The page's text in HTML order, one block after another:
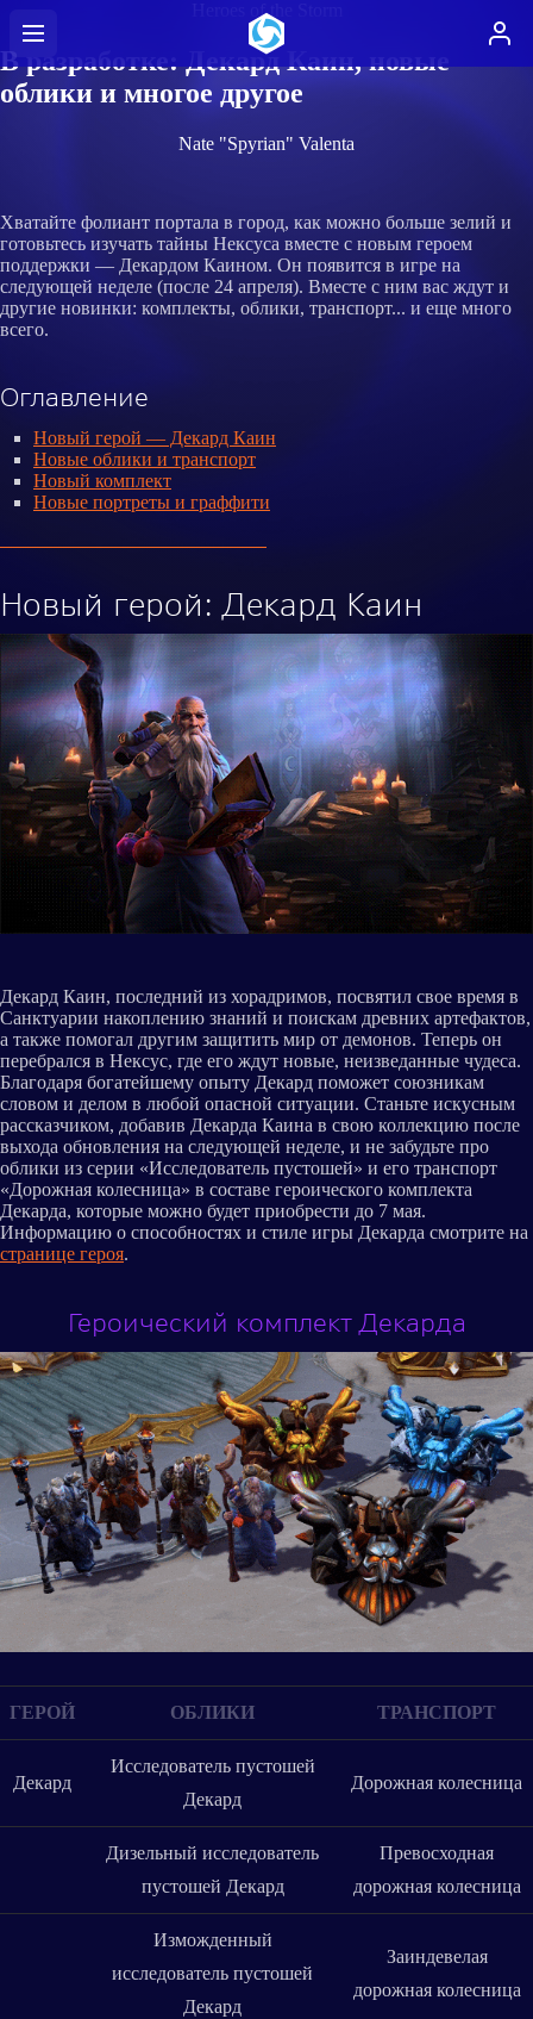
Heroes of the Storm
В разработке: Декард Каин, новые
облики и многое другое
Nate "Spyrian" Valenta
Хватайте фолиант портала в город, как можно больше зелий и
готовьтесь изучать тайны Нексуса вместе с новым героем
поддержки — Декардом Каином. Он появится в игре на
следующей неделе (после 24 апреля). Вместе с ним вас ждут и
другие новинки: комплекты, облики, транспорт... и еще много
всего.
Оглавление
Новый герой — Декард Каин
Новые облики и транспорт
Новый комплект
Новые портреты и граффити
Новый герой: Декард Каин
Декард Каин, последний из хорадримов, посвятил свое время в
Санктуарии накоплению знаний и поискам древних артефактов,
а также помогал другим защитить мир от демонов. Теперь он
перебрался в Нексус, где его ждут новые, неизведанные чудеса.
Благодаря богатейшему опыту Декард поможет союзникам
словом и делом в любой опасной ситуации. Станьте искусным
рассказчиком, добавив Декарда Каина в свою коллекцию после
выхода обновления на следующей неделе, и не забудьте про
облики из серии «Исследователь пустошей» и его транспорт
«Дорожная колесница» в составе героического комплекта
Декарда, которые можно будет приобрести до 7 мая.
Информацию о способностях и стиле игры Декарда смотрите на
странице героя.
Героический комплект Декарда
ГЕРОЙ ОБЛИКИ ТРАНСПОРТ
Декард
Исследователь пустошей
Декард
Дорожная колесница
Дизельный исследователь
пустошей Декард
Превосходная
дорожная колесница
Изможденный
исследователь пустошей
Декард
Заиндевелая
дорожная колесница